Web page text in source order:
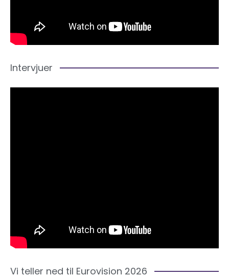
Intervjuer
Vi teller ned til Eurovision 2026